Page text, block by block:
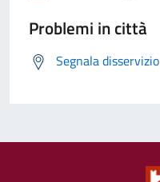
Problemi in città
Segnala disservizio